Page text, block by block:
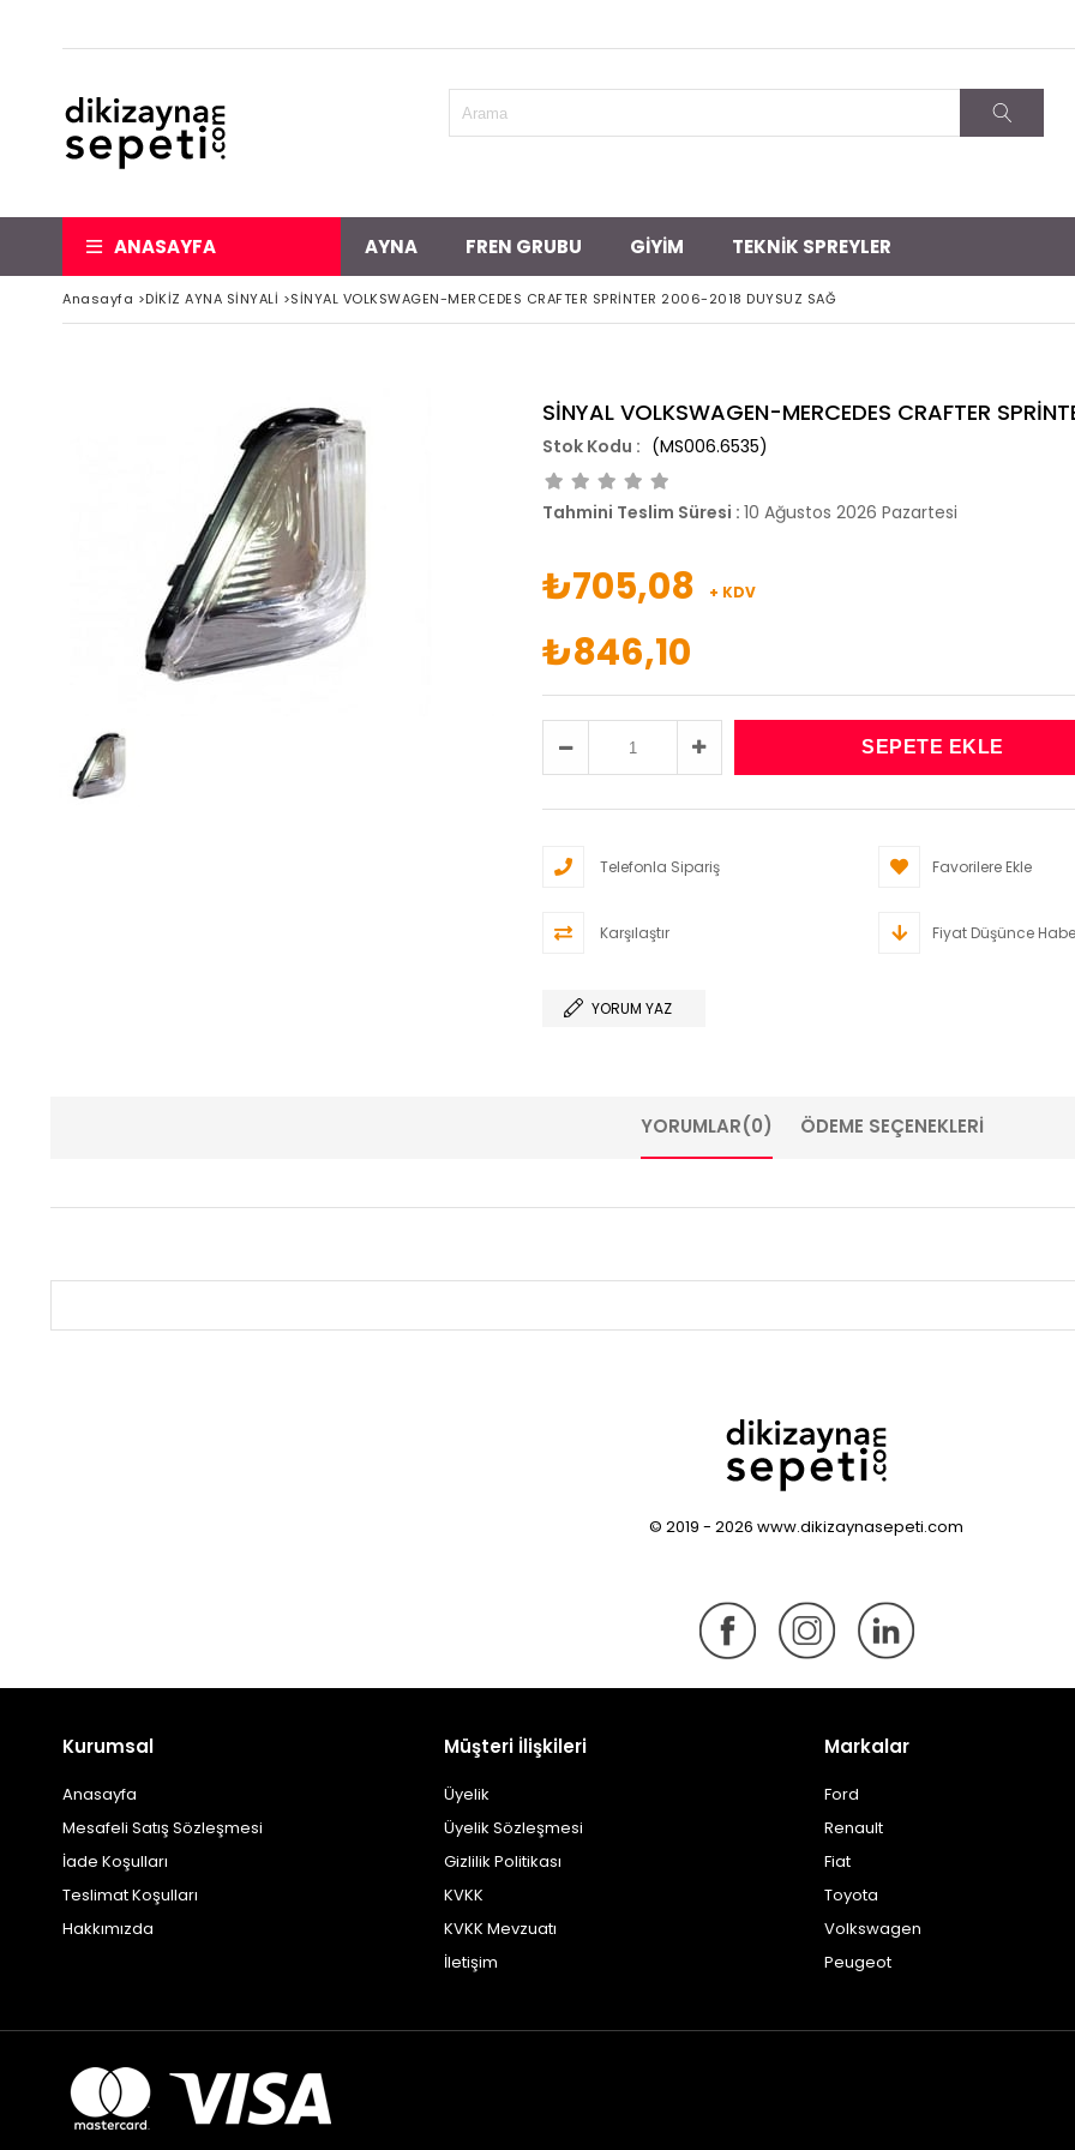
ANASAYFA AYNA FREN GRUBU GİYİM TEKNİK SPREYLER
Anasayfa >DİKİZ AYNA SİNYALİ >SİNYAL VOLKSWAGEN-MERCEDES CRAFTER SPRİNTER 2006-2018 DUYSUZ SAĞ
SİNYAL VOLKSWAGEN-MERCEDES CRAFTER
(MS006.6535)
Tahmini Teslim Süresi : 10 Ağustos 2026 Pazartesi
₺705,08 + KDV
₺846,10
Telefonla Sipariş Favorilere Ekle
Karşılaştır Fiyat Düşünce
YORUM YAZ
YORUMLAR(0) ÖDEME SEÇENEKLERI
© 2019 - 2026 www.dikizaynasepeti.com
Kurumsal
Anasayfa
Mesafeli Satış Sözleşmesi
İade Koşulları
Teslimat Koşulları
Hakkımızda
Müşteri İlişkileri
Üyelik
Üyelik Sözleşmesi
Gizlilik Politikası
KVKK
KVKK Mevzuatı
İletişim
Markalar
Ford
Renault
Fiat
Toyota
Volkswagen
Peugeot